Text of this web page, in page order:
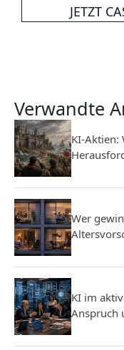
JETZT
Verwandte
KI-Aktien:
Wer
KI im
Anspruch